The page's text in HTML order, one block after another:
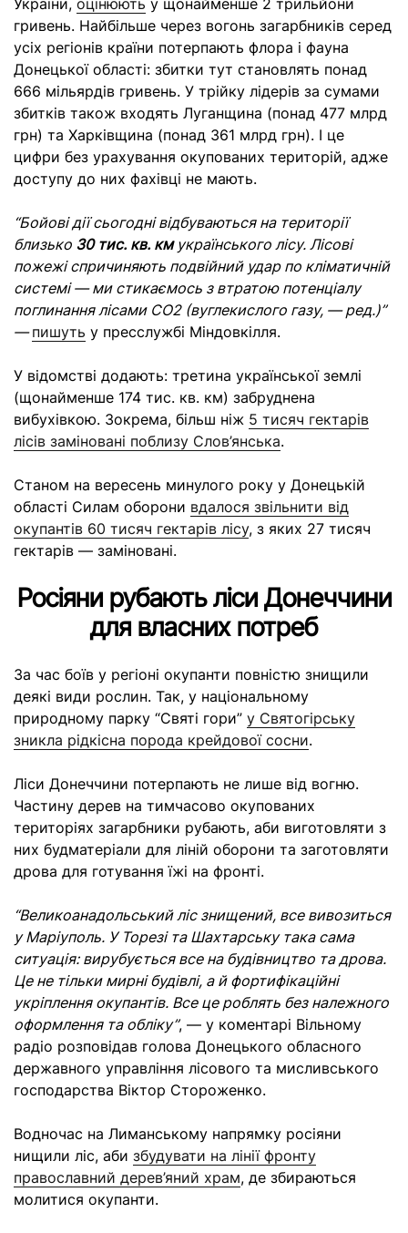
України, оцінюють у щонайменше 2 трильйони
гривень. Найбільше через вогонь загарбників серед
усіх регіонів країни потерпають флора і фауна
Донецької області: збитки тут становлять понад
666 мільярдів гривень. У трійку лідерів за сумами
збитків також входять Луганщина (понад 477 млрд
грн) та Харківщина (понад 361 млрд грн). І це
цифри без урахування окупованих територій, адже
доступу до них фахівці не мають.
“Бойові дії сьогодні відбуваються на території
близько 30 тис. кв. км українського лісу. Лісові
пожежі спричиняють подвійний удар по кліматичній
системі — ми стикаємось з втратою потенціалу
поглинання лісами CO2 (вуглекислого газу, — ред.)”
—пишуть у пресслужбі Міндовкілля.
У відомстві додають: третина української землі
(щонайменше 174 тис. кв. км) забруднена
вибухівкою. Зокрема, більш ніж 5 тисяч гектарів
лісів заміновані поблизу Слов’янська.
Станом на вересень минулого року у Донецькій
області Силам оборони вдалося звільнити від
окупантів 60 тисяч гектарів лісу, з яких 27 тисяч
гектарів — заміновані.
Росіяни рубають ліси Донеччини
для власних потреб
За час боїв у регіоні окупанти повністю знищили
деякі види рослин. Так, у національному
природному парку “Святі гори” у Святогірську
зникла рідкісна порода крейдової сосни.
Ліси Донеччини потерпають не лише від вогню.
Частину дерев на тимчасово окупованих
територіях загарбники рубають, аби виготовляти з
них будматеріали для ліній оборони та заготовляти
дрова для готування їжі на фронті.
“Великоанадольський ліс знищений, все вивозиться
у Маріуполь. У Торезі та Шахтарську така сама
ситуація: вирубується все на будівництво та дрова.
Це не тільки мирні будівлі, а й фортифікаційні
укріплення окупантів. Все це роблять без належного
оформлення та обліку”, — у коментарі Вільному
радіо розповідав голова Донецького обласного
державного управління лісового та мисливського
господарства Віктор Стороженко.
Водночас на Лиманському напрямку росіяни
нищили ліс, аби збудувати на лінії фронту
православний дерев’яний храм, де збираються
молитися окупанти.